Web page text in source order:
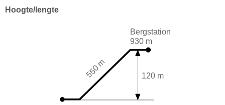
Hoogte/lengte
Bergstation
930 m
120 m
550 m